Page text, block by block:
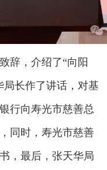
辞，介绍了“向阳
局长作了讲话，对基
行向寿光市慈善总
同时，寿光市慈善
，最后，张天华局